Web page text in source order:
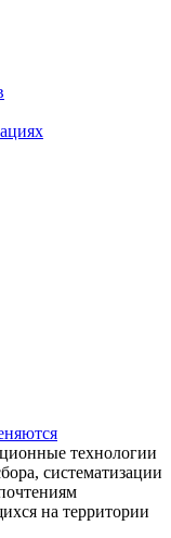
технологии
систематизации
на территории